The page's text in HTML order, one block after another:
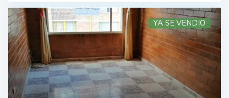
YA SE VENDIO